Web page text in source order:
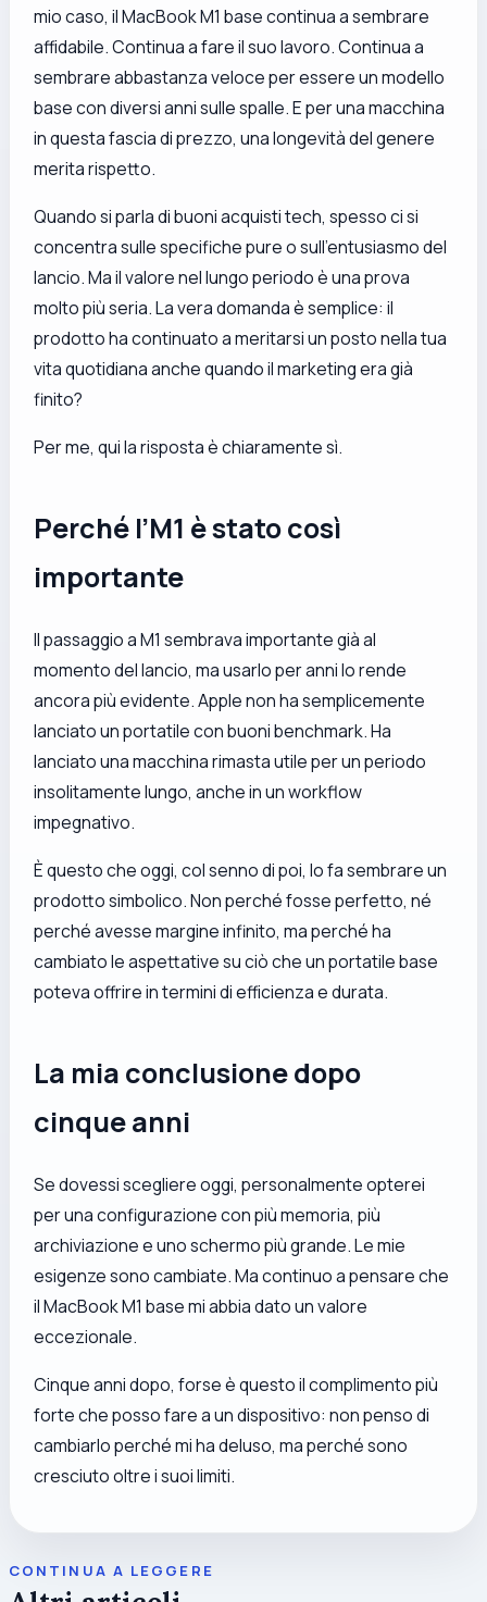
mio caso, il MacBook M1 base continua a sembrare
affidabile. Continua a fare il suo lavoro. Continua a
sembrare abbastanza veloce per essere un modello
base con diversi anni sulle spalle. E per una macchina
in questa fascia di prezzo, una longevità del genere
merita rispetto.
Quando si parla di buoni acquisti tech, spesso ci si
concentra sulle specifiche pure o sull’entusiasmo del
lancio. Ma il valore nel lungo periodo è una prova
molto più seria. La vera domanda è semplice: il
prodotto ha continuato a meritarsi un posto nella tua
vita quotidiana anche quando il marketing era già
finito?
Per me, qui la risposta è chiaramente sì.
Perché l’M1 è stato così
importante
Il passaggio a M1 sembrava importante già al
momento del lancio, ma usarlo per anni lo rende
ancora più evidente. Apple non ha semplicemente
lanciato un portatile con buoni benchmark. Ha
lanciato una macchina rimasta utile per un periodo
insolitamente lungo, anche in un workflow
impegnativo.
È questo che oggi, col senno di poi, lo fa sembrare un
prodotto simbolico. Non perché fosse perfetto, né
perché avesse margine infinito, ma perché ha
cambiato le aspettative su ciò che un portatile base
poteva offrire in termini di efficienza e durata.
La mia conclusione dopo
cinque anni
Se dovessi scegliere oggi, personalmente opterei
per una configurazione con più memoria, più
archiviazione e uno schermo più grande. Le mie
esigenze sono cambiate. Ma continuo a pensare che
il MacBook M1 base mi abbia dato un valore
eccezionale.
Cinque anni dopo, forse è questo il complimento più
forte che posso fare a un dispositivo: non penso di
cambiarlo perché mi ha deluso, ma perché sono
cresciuto oltre i suoi limiti.
CONTINUA A LEGGERE